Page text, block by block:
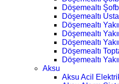
Döşemealtı
Döşemealtı
Döşemealtı
Döşemealtı
Döşemealtı
Döşemealtı
Döşemealtı
Aksu
Aksu Acil